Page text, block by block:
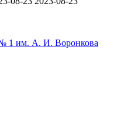
№ 1 им. А. И. Воронкова